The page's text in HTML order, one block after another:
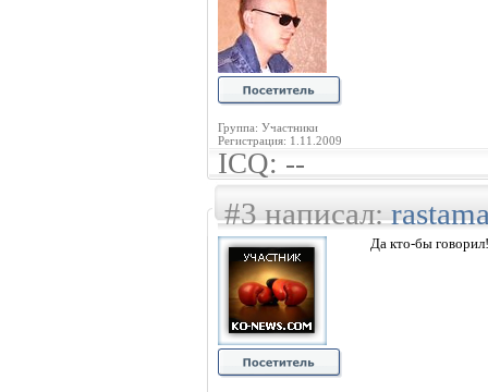
Группа: Участники
Регистрация: 1.11.2009
ICQ: --
#3 написал:
Да кто-бы